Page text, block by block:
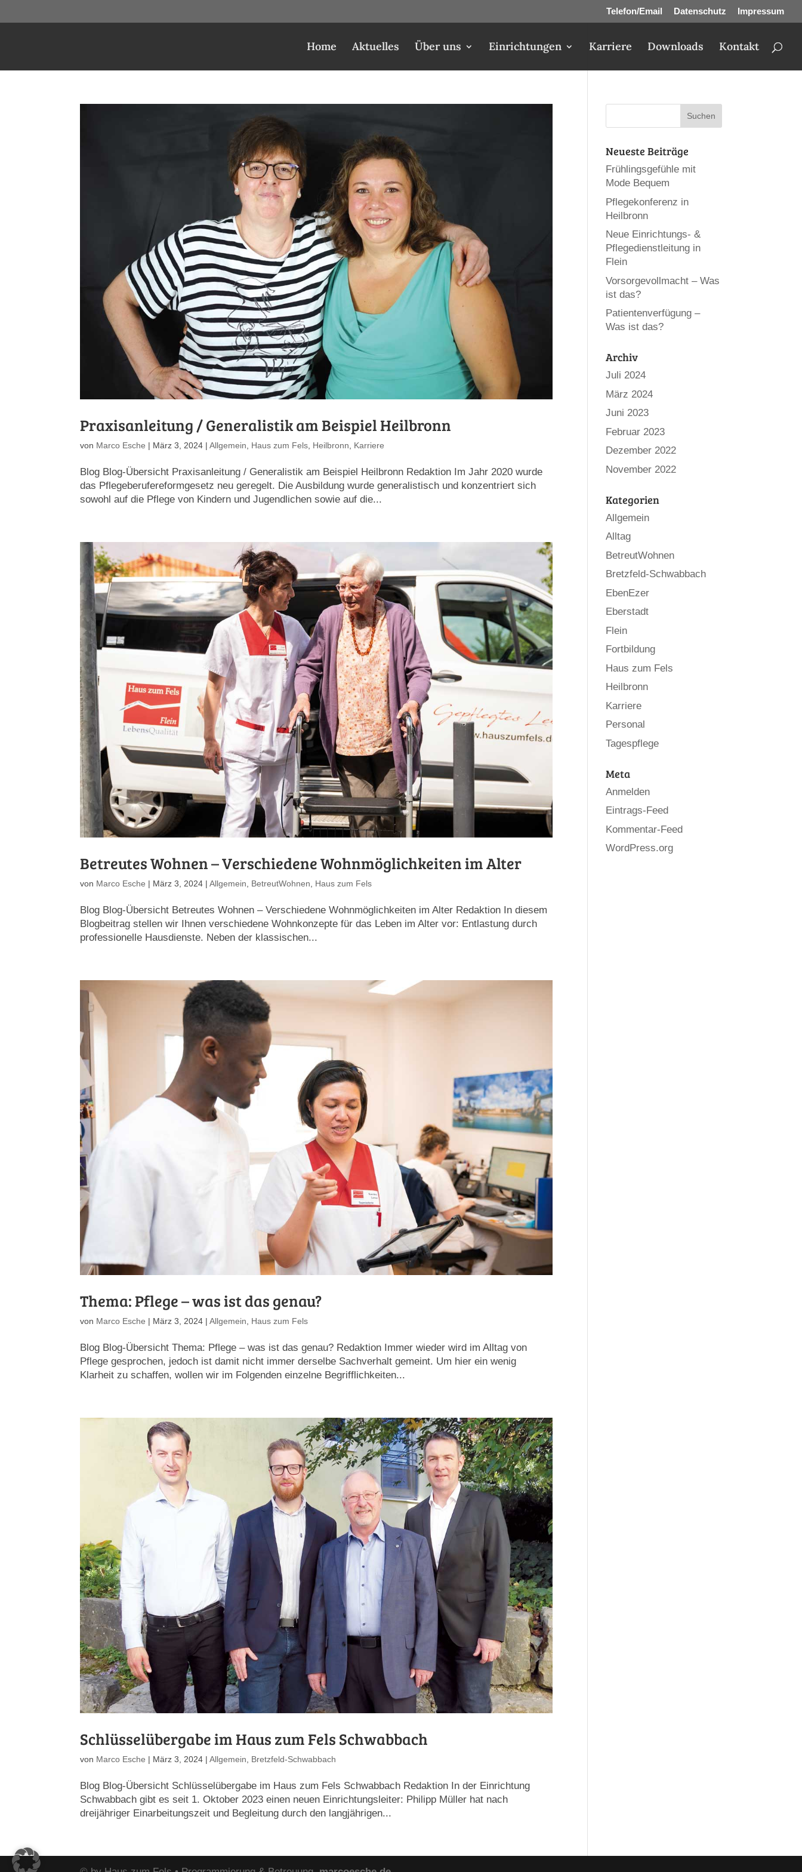
Telefon/Email Datenschutz Impressum
Home Aktuelles Über uns Einrichtungen Karriere Downloads Kontakt
Praxisanleitung / Generalistik am Beispiel Heilbronn
von Marco Esche | März 3, 2024 |Allgemein Haus zum Fels Heilbronn Karriere
Blog Blog-Übersicht Praxisanleitung / Generalistik am Beispiel Heilbronn Redaktion Im Jahr 2020 wurde
das Pflegeberufereformgesetz neu geregelt. Die Ausbildung wurde generalistisch und konzentriert sich
sowohl auf die Pflege von Kindern und Jugendlichen sowie auf die...
Betreutes Wohnen – Verschiedene Wohnmöglichkeiten im Alter
von Marco Esche | März 3, 2024 |Allgemein BetreutWohnen Haus zum Fels
Blog Blog-Übersicht Betreutes Wohnen – Verschiedene Wohnmöglichkeiten im Alter Redaktion In diesem
Blogbeitrag stellen wir Ihnen verschiedene Wohnkonzepte für das Leben im Alter vor: Entlastung durch
professionelle Hausdienste. Neben der klassischen...
Thema: Pflege – was ist das genau?
von Marco Esche | März 3, 2024 |Allgemein, Haus zum Fels
Blog Blog-Übersicht Thema: Pflege – was ist das genau? Redaktion Immer wieder wird im Alltag von
Pflege gesprochen, jedoch ist damit nicht immer derselbe Sachverhalt gemeint. Um hier ein wenig
Klarheit zu schaffen, wollen wir im Folgenden einzelne Begrifflichkeiten...
Schlüsselübergabe im Haus zum Fels Schwabbach
von Marco Esche | März 3, 2024 |Allgemein Bretzfeld-Schwabbach
Blog Blog-Übersicht Schlüsselübergabe im Haus zum Fels Schwabbach Redaktion In der Einrichtung
Schwabbach gibt es seit 1. Oktober 2023 einen neuen Einrichtungsleiter: Philipp Müller hat nach
dreijähriger Einarbeitungszeit und Begleitung durch den langjährigen...
Neueste Beiträge
Frühlingsgefühle mit
Mode Bequem
Pflegekonferenz in
Heilbronn
Neue Einrichtungs- &
Pflegedienstleitung in
Flein
Vorsorgevollmacht – Was
ist das?
Patientenverfügung –
Was ist das?
Archiv
Juli 2024
März 2024
Juni 2023
Februar 2023
Dezember 2022
November 2022
Kategorien
Allgemein
Alltag
BetreutWohnen
Bretzfeld-Schwabbach
EbenEzer
Eberstadt
Flein
Fortbildung
Haus zum Fels
Heilbronn
Karriere
Personal
Tagespflege
Meta
Anmelden
Eintrags-Feed
Kommentar-Feed
WordPress.org